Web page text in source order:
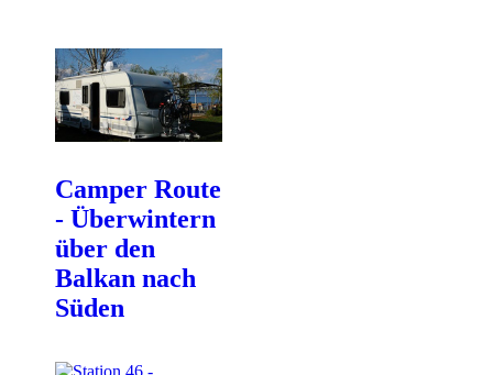
Camper Route
- Überwintern
über den
Balkan nach
Süden